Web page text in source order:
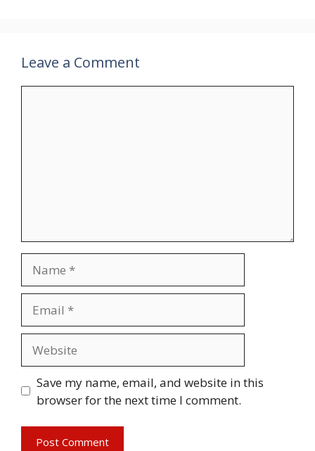
Leave a Comment
Save my name, email, and website in this
browser for the next time I comment.